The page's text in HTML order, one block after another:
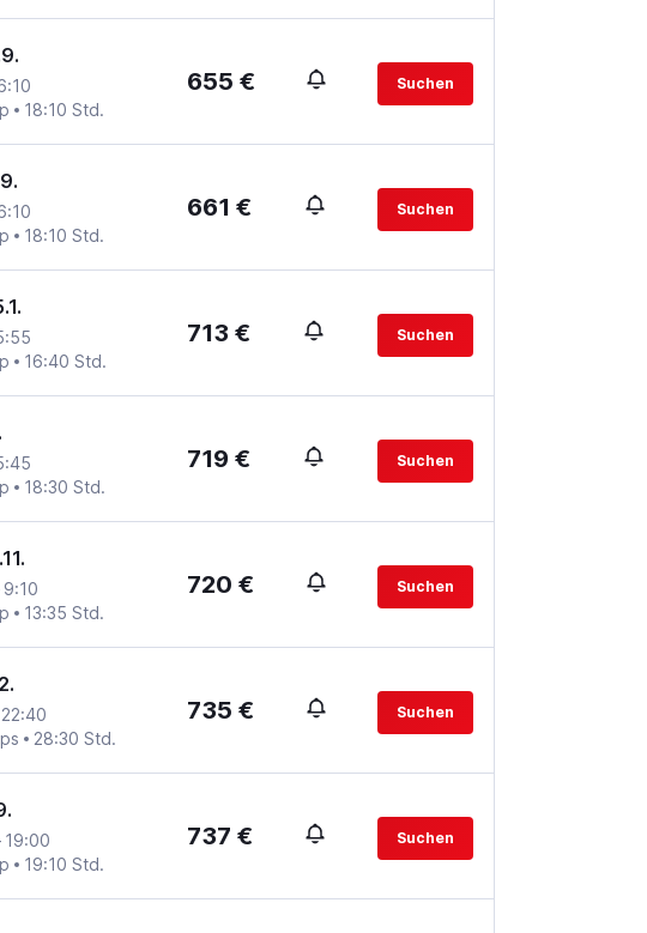
18:10 Std.
655 € Suchen
18:10 Std.
661 € Suchen
16:40 Std.
713 € Suchen
18:30 Std.
719 € Suchen
9:10
13:35 Std.
720 € Suchen
22:40
28:30 Std.
735 € Suchen
19:00
19:10 Std.
737 € Suchen